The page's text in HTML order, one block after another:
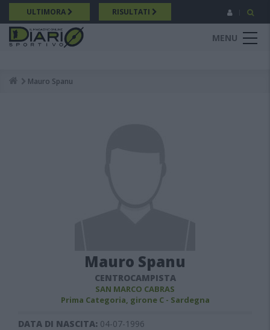
Salta
al
contenuto
principale
ULTIMORA RISULTATI
MENU
Breadcrumb
Mauro Spanu
Mauro Spanu
CENTROCAMPISTA
SAN MARCO CABRAS
Prima Categoria, girone C - Sardegna
DATA DI NASCITA: 04-07-1996